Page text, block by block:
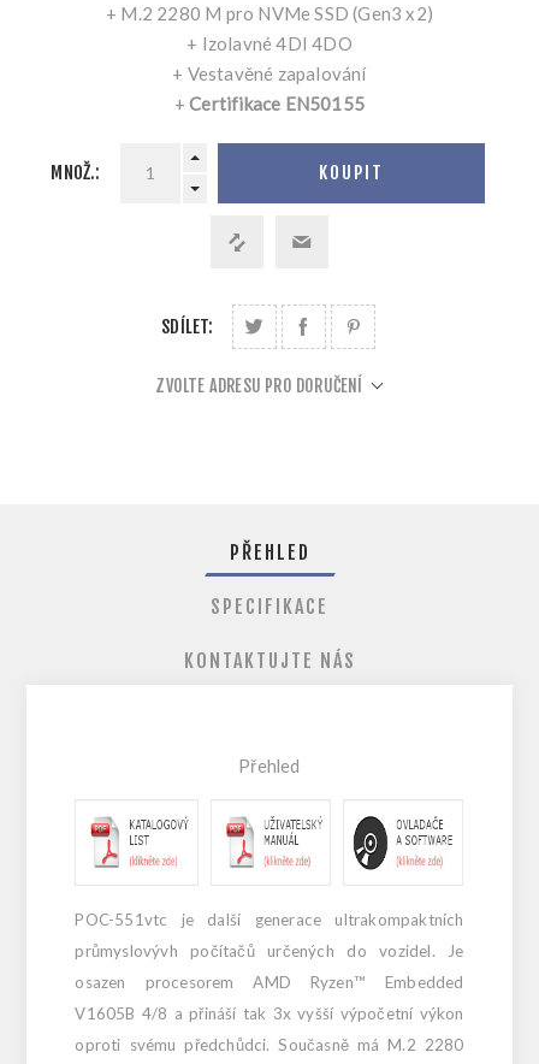
+ M.2 2280 M pro NVMe SSD (Gen3 x2)
+ Izolavné 4DI 4DO
+ Vestavěné zapalování
+Certifikace EN50155
MNOŽ.: KOUPIT
SDÍLET:
ZVOLTE ADRESU PRO DORUČENÍ
PŘEHLED
SPECIFIKACE
KONTAKTUJTE NÁS
Přehled
POC-551vtc je další generace ultrakompaktních
průmyslovývh počítačů určených do vozidel. Je
osazen procesorem AMD Ryzen™ Embedded
V1605B 4/8 a přináší tak 3x vyšší výpočetní výkon
oproti svému předchůdci. Současně má M.2 2280